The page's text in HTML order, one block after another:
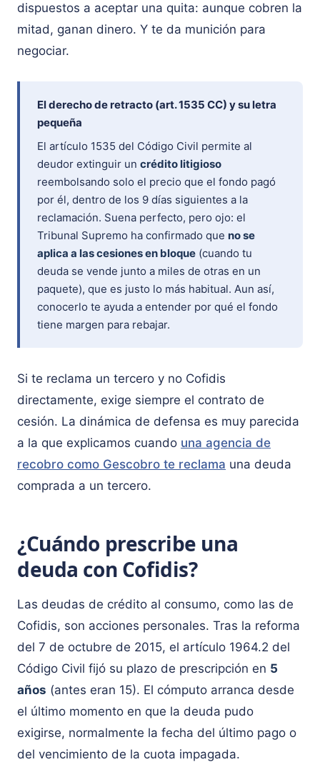
dispuestos a aceptar una quita: aunque cobren la
mitad, ganan dinero. Y te da munición para
negociar.
El derecho de retracto (art. 1535 CC) y su letra
pequeña
El artículo 1535 del Código Civil permite al
deudor extinguir un crédito litigioso
reembolsando solo el precio que el fondo pagó
por él, dentro de los 9 días siguientes a la
reclamación. Suena perfecto, pero ojo: el
Tribunal Supremo ha confirmado que no se
aplica a las cesiones en bloque (cuando tu
deuda se vende junto a miles de otras en un
paquete), que es justo lo más habitual. Aun así,
conocerlo te ayuda a entender por qué el fondo
tiene margen para rebajar.
Si te reclama un tercero y no Cofidis
directamente, exige siempre el contrato de
cesión. La dinámica de defensa es muy parecida
a la que explicamos cuando una agencia de
recobro como Gescobro te reclama una deuda
comprada a un tercero.
¿Cuándo prescribe una
deuda con Cofidis?
Las deudas de crédito al consumo, como las de
Cofidis, son acciones personales. Tras la reforma
del 7 de octubre de 2015, el artículo 1964.2 del
Código Civil fijó su plazo de prescripción en 5
años (antes eran 15). El cómputo arranca desde
el último momento en que la deuda pudo
exigirse, normalmente la fecha del último pago o
del vencimiento de la cuota impagada.